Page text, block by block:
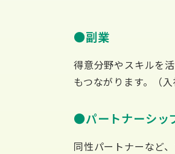
副業
得意分野やスキルを
もつながります。（
パートナーシッ
同性パートナーなど